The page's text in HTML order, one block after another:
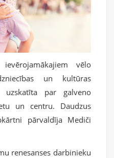
vēlo
un kultūras
uzskatīta par galveno
un centru. Daudzus
pārvaldīja Mediči
renesanses darbinieku